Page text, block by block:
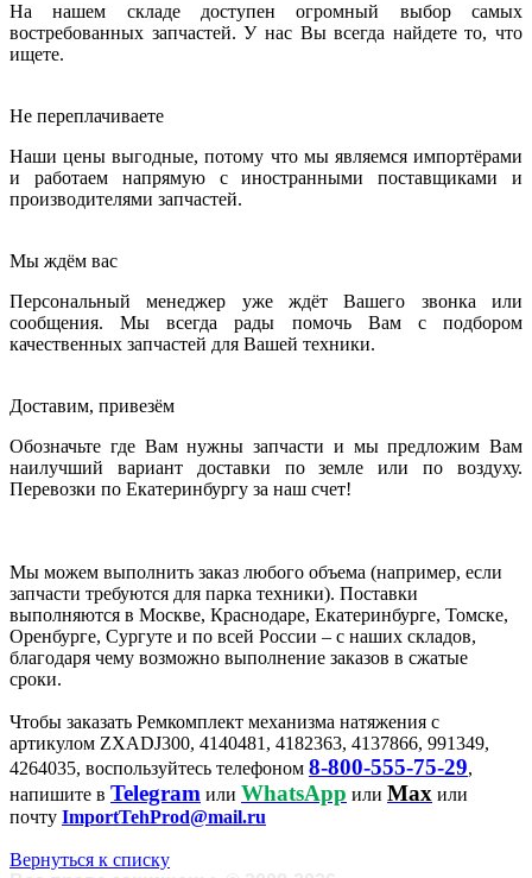
На нашем складе доступен огромный выбор самых
востребованных запчастей. У нас Вы всегда найдете то, что
ищете.
Не переплачиваете
Наши цены выгодные, потому что мы являемся импортёрами
и работаем напрямую с иностранными поставщиками и
производителями запчастей.
Мы ждём вас
Персональный менеджер уже ждёт Вашего звонка или
сообщения. Мы всегда рады помочь Вам с подбором
качественных запчастей для Вашей техники.
Доставим, привезём
Обозначьте где Вам нужны запчасти и мы предложим Вам
наилучший вариант доставки по земле или по воздуху.
Перевозки по Екатеринбургу за наш счет!
Мы можем выполнить заказ любого объема (например, если
запчасти требуются для парка техники). Поставки
выполняются в Москве, Краснодаре, Екатеринбурге, Томске,
Оренбурге, Сургуте и по всей России – с наших складов,
благодаря чему возможно выполнение заказов в сжатые
сроки.
Чтобы заказать Ремкомплект механизма натяжения с
артикулом ZXADJ300, 4140481, 4182363, 4137866, 991349,
4264035, воспользуйтесь телефоном 8-800-555-75-29,
напишите в Telegram или WhatsApp или Max или
почту ImportTehProd@mail.ru
Вернуться к списку